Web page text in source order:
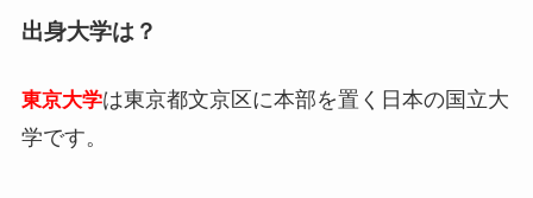
出身大学は？
東京大学は東京都文京区に本部を置く日本の国立大
学です。